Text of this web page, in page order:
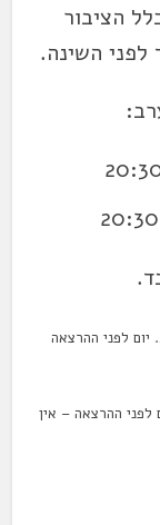
הציבור
לפני השינה.
לפני ההרצאה
לפני ההרצאה – אין